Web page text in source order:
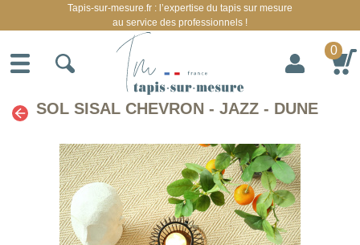
SOL SISAL CHEVRON - JAZZ - DUNE
Tapis-sur-mesure.fr : l’expertise du tapis sur mesure
au service des professionnels !
0